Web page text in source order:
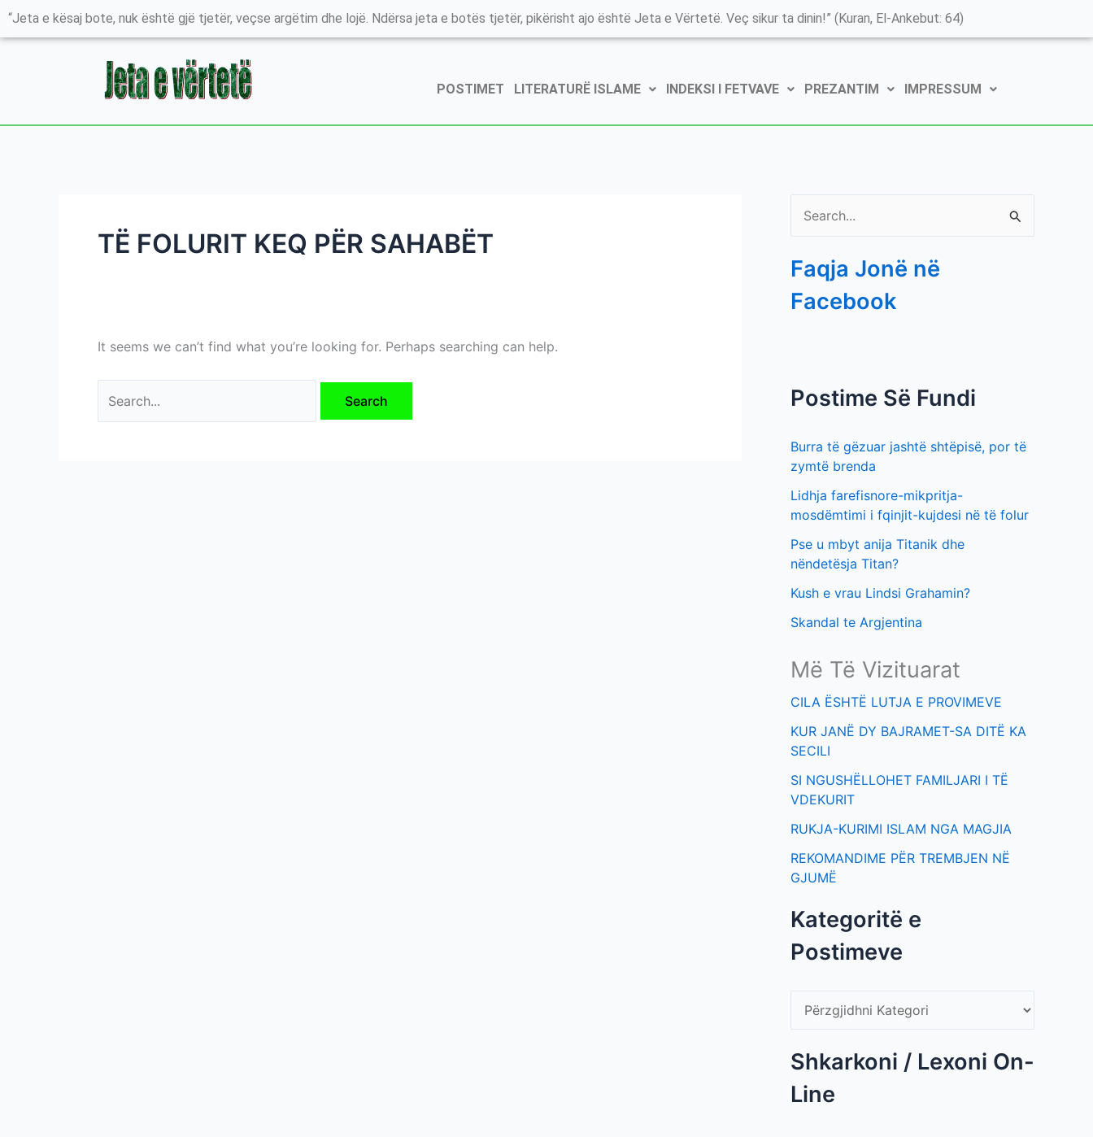
Skip
“Jeta e kësaj bote, nuk është gjë tjetër, veçse argëtim dhe lojë. Ndërsa jeta e botës tjetër, pikërisht ajo është Jeta e Vërtetë. Veç sikur ta dinin!” (Kuran, El-Ankebut: 64)
POSTIMET LITERATURË ISLAME INDEKSI I FETVAVE PREZANTIM IMPRESSUM
TË FOLURIT KEQ PËR SAHABËT
It seems we can’t find what you’re looking for. Perhaps searching can help.
Search
a
r
o
:
Faqja Jonë në
Facebook
Postime Së Fundi
Burra të gëzuar jashtë shtëpisë, por të
zymtë brenda
Lidhja farefisnore-mikpritja-
mosdëmtimi i fqinjit-kujdesi në të folur
Pse u mbyt anija Titanik dhe
nëndetësja Titan?
Kush e vrau Lindsi Grahamin?
Skandal te Argjentina
Më Të Vizituarat
CILA ËSHTË LUTJA E PROVIMEVE
KUR JANË DY BAJRAMET-SA DITË KA
SECILI
SI NGUSHËLLOHET FAMILJARI I TË
VDEKURIT
RUKJA-KURIMI ISLAM NGA MAGJIA
REKOMANDIME PËR TREMBJEN NË
GJUMË
Kategoritë e
Postimeve
K
a
e
i
e
P
i
e
Shkarkoni / Lexoni On-
Line